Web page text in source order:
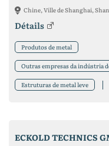
Chine, Ville de Shanghai,
Détails
Produtos de metal
Outras empresas da indústria
Estruturas de metal leve
ECKOLD TECHNICS